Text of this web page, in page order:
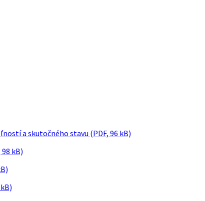
a skutočného stavu (PDF, 96 kB)
kB)